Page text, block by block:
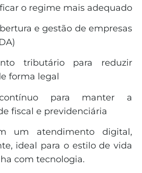
o regime mais adequado
e gestão de empresas
tributário para reduzir
forma legal
para manter a
fiscal e previdenciária
um atendimento digital,
ideal para o estilo de vida
com tecnologia.